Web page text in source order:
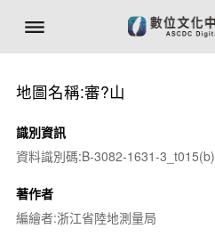
地圖名稱:審?山
識別資訊
資料識別碼:B-3082-1631-3_t015(b)
著作者
編繪者:浙江省陸地測量局